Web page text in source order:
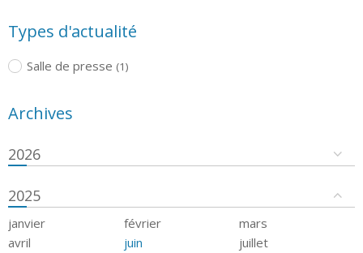
Types d'actualité
Salle de presse (1)
Archives
2026
2025
janvier février
mars
avril
juin
juillet